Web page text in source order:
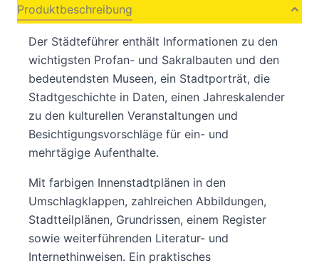
Produktbeschreibung
Der Städteführer enthält Informationen zu den
wichtigsten Profan- und Sakralbauten und den
bedeutendsten Museen, ein Stadtporträt, die
Stadtgeschichte in Daten, einen Jahreskalender
zu den kulturellen Veranstaltungen und
Besichtigungsvorschläge für ein- und
mehrtägige Aufenthalte.
Mit farbigen Innenstadtplänen in den
Umschlagklappen, zahlreichen Abbildungen,
Stadtteilplänen, Grundrissen, einem Register
sowie weiterführenden Literatur- und
Internethinweisen. Ein praktisches